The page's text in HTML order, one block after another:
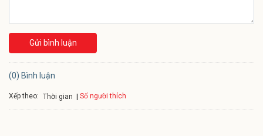
Gửi bình luận
(0) Bình luận
Xếp theo: Thời gian Số người thích